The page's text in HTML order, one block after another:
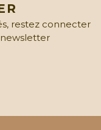
restez connecter